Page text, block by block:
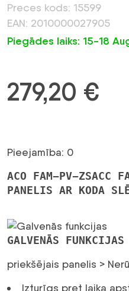
Preces kods: 15599
EAN: 2010000027905
Piegādes laiks: 15-18
279,20 €
Pieejamība: 0
ACO FAM-PV-ZSACC
PANELIS AR KODA
GALVENĀS FUNKCIJAS
priekšējais panelis >
Izturīgs pret laika